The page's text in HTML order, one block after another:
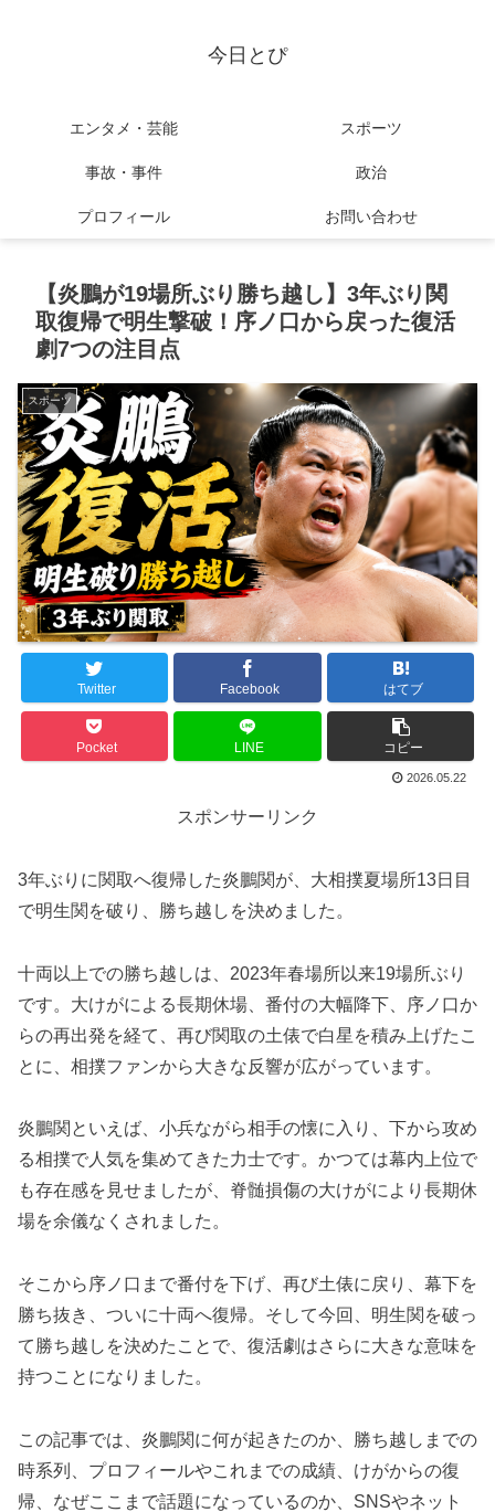
今日とぴ
エンタメ・芸能 スポーツ
事故・事件 政治
プロフィール お問い合わせ
【炎鵬が19場所ぶり勝ち越し】3年ぶり関
取復帰で明生撃破！序ノ口から戻った復活
劇7つの注目点
スポーツ
Twitter Facebook はてブ
Pocket LINE コピー
2026.05.22
スポンサーリンク
3年ぶりに関取へ復帰した炎鵬関が、大相撲夏場所13日目
で明生関を破り、勝ち越しを決めました。
十両以上での勝ち越しは、2023年春場所以来19場所ぶり
です。大けがによる長期休場、番付の大幅降下、序ノ口か
らの再出発を経て、再び関取の土俵で白星を積み上げたこ
とに、相撲ファンから大きな反響が広がっています。
炎鵬関といえば、小兵ながら相手の懐に入り、下から攻め
る相撲で人気を集めてきた力士です。かつては幕内上位で
も存在感を見せましたが、脊髄損傷の大けがにより長期休
場を余儀なくされました。
そこから序ノ口まで番付を下げ、再び土俵に戻り、幕下を
勝ち抜き、ついに十両へ復帰。そして今回、明生関を破っ
て勝ち越しを決めたことで、復活劇はさらに大きな意味を
持つことになりました。
この記事では、炎鵬関に何が起きたのか、勝ち越しまでの
時系列、プロフィールやこれまでの成績、けがからの復
帰、なぜここまで話題になっているのか、SNSやネット